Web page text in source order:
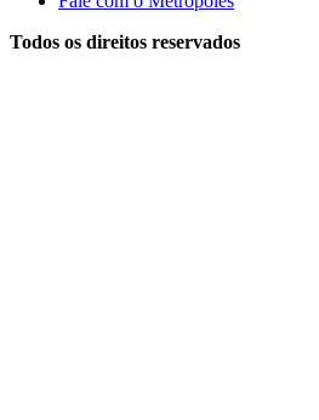
Todos os direitos reservados